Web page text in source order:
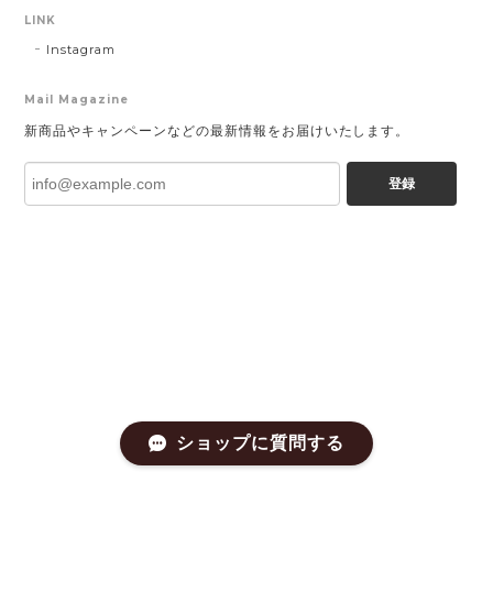
LINK
Instagram
Mail Magazine
新商品やキャンペーンなどの最新情報をお届けいたします。
登録
ショップに質問する